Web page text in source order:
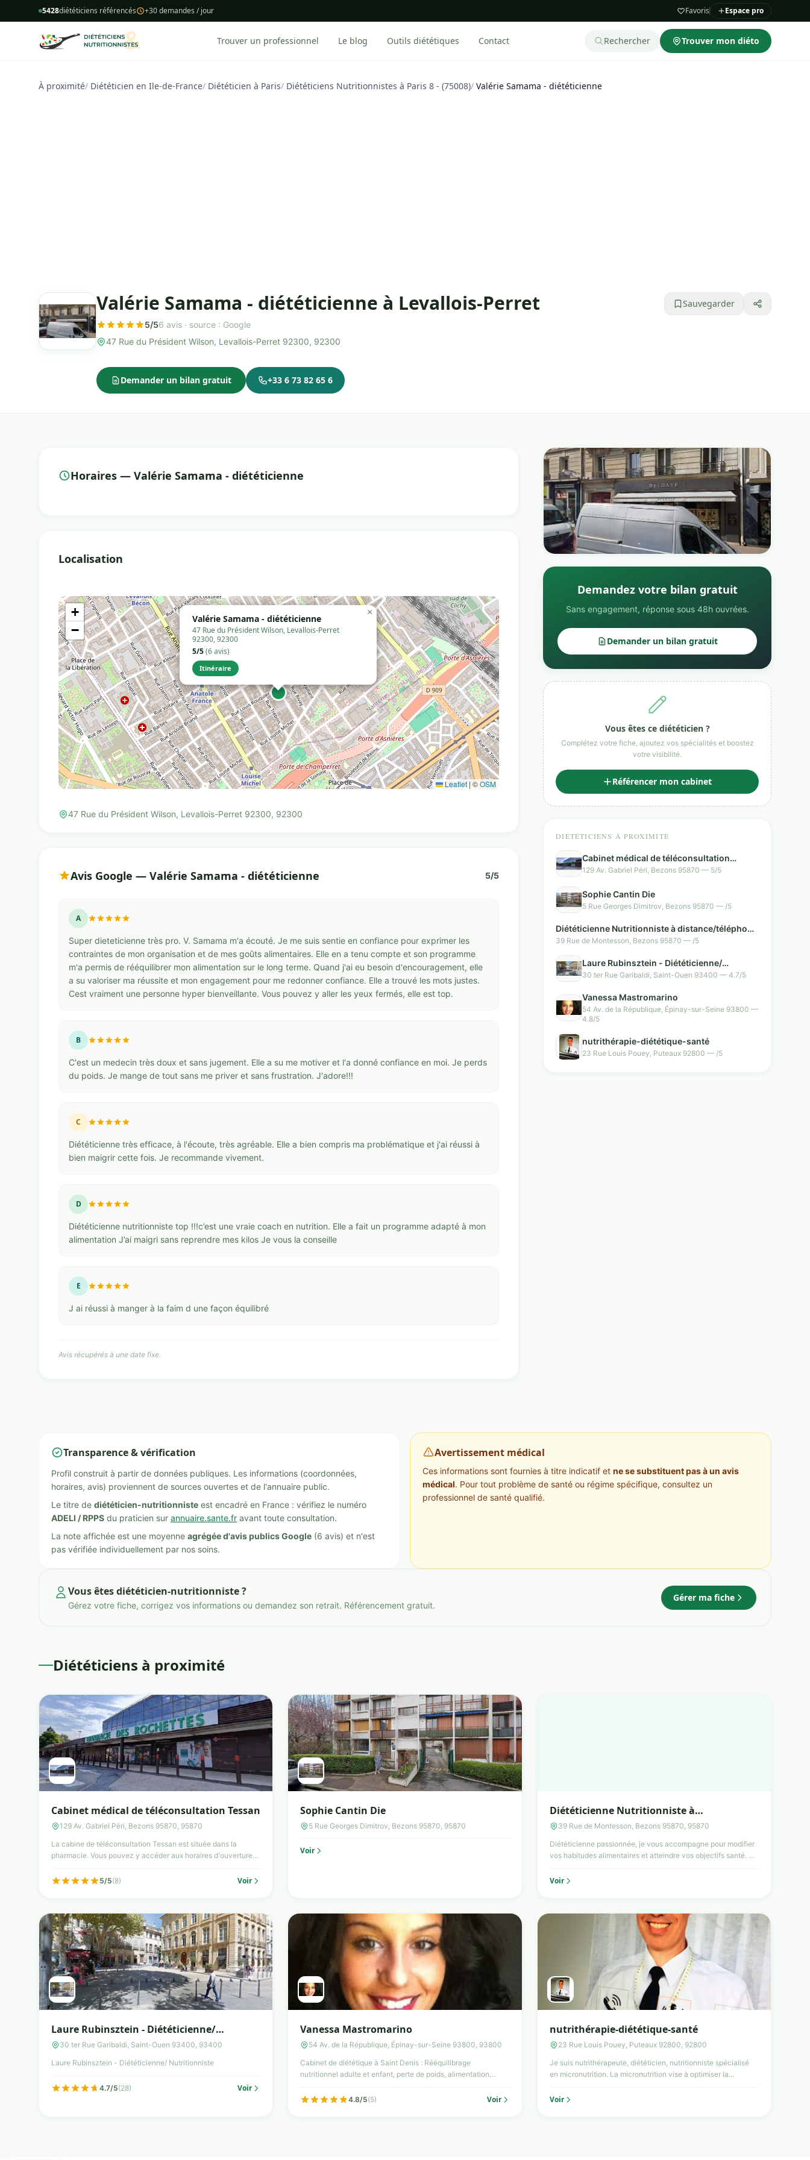
5428diététiciens référencés +30 demandes / jour Favoris Espace pro
Trouver un professionnel Le blog Outils diététiques Contact Rechercher Trouver mon diéto
À proximité/ Diététicien en Ile-de-France/ Diététicien à Paris/ Diététiciens Nutritionnistes à Paris 8 - (75008)/ Valérie Samama - diététicienne
Valérie Samama - diététicienne à Levallois-Perret
5/56 avis · source : Google
47 Rue du Président Wilson, Levallois-Perret 92300, 92300
Sauvegarder
Demander un bilan gratuit +33 6 73 82 65 6
Horaires — Valérie Samama - diététicienne
Localisation
Valérie Samama - diététicienne
47 Rue du Président Wilson, Levallois-Perret
92300, 92300
5/5(6 avis)
Itinéraire
×
+
−
Leaflet|©OSM
47 Rue du Président Wilson, Levallois-Perret 92300, 92300
Avis Google — Valérie Samama - diététicienne 5/5
A
Super dieteticienne très pro. V. Samama m'a écouté. Je me suis sentie en confiance pour exprimer les
contraintes de mon organisation et de mes goûts alimentaires. Elle en a tenu compte et son programme
m'a permis de rééquilibrer mon alimentation sur le long terme. Quand j'ai eu besoin d'encouragement, elle
a su valoriser ma réussite et mon engagement pour me redonner confiance. Elle a trouvé les mots justes.
Cest vraiment une personne hyper bienveillante. Vous pouvez y aller les yeux fermés, elle est top.
B
C'est un medecin très doux et sans jugement. Elle a su me motiver et l'a donné confiance en moi. Je perds
du poids. Je mange de tout sans me priver et sans frustration. J'adore!!!
C
Diététicienne très efficace, à l'écoute, très agréable. Elle a bien compris ma problématique et j'ai réussi à
bien maigrir cette fois. Je recommande vivement.
D
Diététicienne nutritionniste top !!!c’est une vraie coach en nutrition. Elle a fait un programme adapté à mon
alimentation J’ai maigri sans reprendre mes kilos Je vous la conseille
E
J ai réussi à manger à la faim d une façon équilibré
Avis récupérés à une date fixe.
Demandez votre bilan gratuit
Sans engagement, réponse sous 48h ouvrées.
Demander un bilan gratuit
Vous êtes ce diététicien ?
Complétez votre fiche, ajoutez vos spécialités et boostez
votre visibilité.
Référencer mon cabinet
DIÉTÉTICIENS À PROXIMITÉ
Cabinet médical de téléconsultation
Tessan
129 Av. Gabriel Péri, Bezons 95870 — 5/5
Sophie Cantin Die
5 Rue Georges Dimitrov, Bezons 95870 — /5
Diététicienne Nutritionniste à distance/téléphone
Cécilia Garlopeau
39 Rue de Montesson, Bezons 95870 — /5
Laure Rubinsztein - Diététicienne/
Nutritionniste
30 ter Rue Garibaldi, Saint-Ouen 93400 — 4.7/5
Vanessa Mastromarino
54 Av. de la République, Épinay-sur-Seine 93800 —
4.8/5
nutrithérapie-diététique-santé
23 Rue Louis Pouey, Puteaux 92800 — /5
Transparence & vérification
Profil construit à partir de données publiques. Les informations (coordonnées,
horaires, avis) proviennent de sources ouvertes et de l'annuaire public.
Le titre de diététicien-nutritionniste est encadré en France : vérifiez le numéro
ADELI / RPPS du praticien sur annuaire.sante.fr avant toute consultation.
La note affichée est une moyenne agrégée d'avis publics Google (6 avis) et n'est
pas vérifiée individuellement par nos soins.
Avertissement médical
Ces informations sont fournies à titre indicatif et ne se substituent pas à un avis
médical. Pour tout problème de santé ou régime spécifique, consultez un
professionnel de santé qualifié.
Vous êtes diététicien-nutritionniste ?
Gérez votre fiche, corrigez vos informations ou demandez son retrait. Référencement gratuit.
Gérer ma fiche
Diététiciens à proximité
Cabinet médical de téléconsultation Tessan
129 Av. Gabriel Péri, Bezons 95870, 95870
La cabine de téléconsultation Tessan est située dans la
pharmacie. Vous pouvez y accéder aux horaires d'ouverture
5/5(8) Voir
Sophie Cantin Die
5 Rue Georges Dimitrov, Bezons 95870, 95870
Voir
Diététicienne Nutritionniste à
distance/téléphone Cécilia Garlopeau
39 Rue de Montesson, Bezons 95870, 95870
Diététicienne passionnée, je vous accompagne pour modifier
vos habitudes alimentaires et atteindre vos objectifs santé. ...
Voir
Laure Rubinsztein - Diététicienne/
Nutritionniste
30 ter Rue Garibaldi, Saint-Ouen 93400, 93400
Laure Rubinsztein - Diététicienne/ Nutritionniste
4.7/5(28) Voir
Vanessa Mastromarino
54 Av. de la République, Épinay-sur-Seine 93800, 93800
Cabinet de diététique à Saint Denis : Rééquilibrage
nutritionnel adulte et enfant, perte de poids, alimentation
4.8/5(5) Voir
nutrithérapie-diététique-santé
23 Rue Louis Pouey, Puteaux 92800, 92800
Je suis nutrithérapeute, diététicien, nutritionniste spécialisé
en micronutrition. La micronutrition vise à optimiser la...
Voir